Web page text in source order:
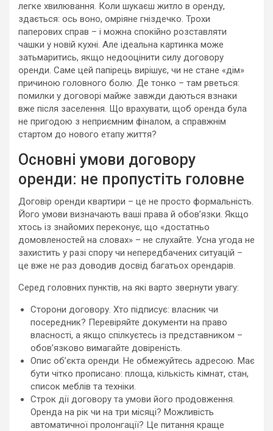
легке хвилювання. Коли шукаєш житло в оренду,
здається: ось воно, омріяне гніздечко. Трохи
паперових справ – і можна спокійно розставляти
чашки у новій кухні. Але ідеальна картинка може
затьмаритись, якщо недооцінити силу договору
оренди. Саме цей папірець вирішує, чи не стане «дім»
причиною головного болю. Де тонко – там рветься:
помилки у договорі майже завжди даються взнаки
вже після заселення. Що врахувати, щоб оренда була
не пригодою з неприємним фіналом, а справжнім
стартом до нового етапу життя?
Основні умови договору
оренди: не пропустіть головне
Договір оренди квартири – це не просто формальність.
Його умови визначають ваші права й обов’язки. Якщо
хтось із знайомих переконує, що «достатньо
домовленостей на словах» – не слухайте. Усна угода не
захистить у разі спору чи непередбачених ситуацій –
це вже не раз доводив досвід багатьох орендарів.
Серед головних пунктів, на які варто звернути увагу:
Сторони договору. Хто підписує: власник чи
посередник? Перевіряйте документи на право
власності, а якщо спілкуєтесь із представником –
обов’язково вимагайте довіреність.
Опис об’єкта оренди. Не обмежуйтесь адресою. Має
бути чітко прописано: площа, кількість кімнат, стан,
список меблів та техніки.
Строк дії договору та умови його продовження.
Оренда на рік чи на три місяці? Можливість
автоматичної пролонгації? Це питання краще